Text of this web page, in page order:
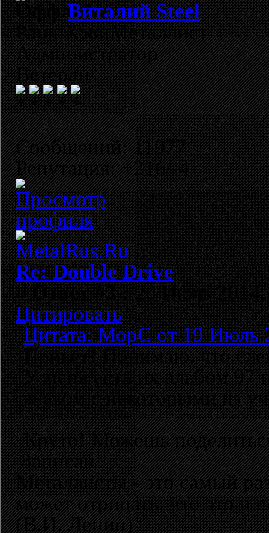
Виталий Steel
РашнХэвиМеталлист
Администратор
Ветеран
Сообщений: 11977
Репутация: +216/-4
Re: Double Drive
«Ответ #3 :20 Июль 2014,
Цитировать
Цитата: МорС от 19 Июль
Привет! Понимаю, что
У меня есть их альбом 97
знаком с некоторыми из
Круто! Можешь
Записан
Металлисты - это самый
может отрицать, что это и
(В.И. Ленин)